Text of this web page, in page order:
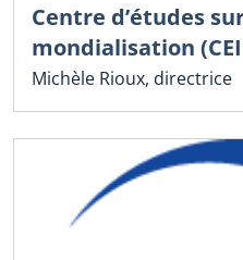
Centre d’études
mondialisation
Michèle Rioux, directrice